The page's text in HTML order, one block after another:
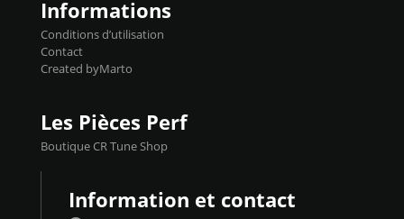
Informations
Conditions d’utilisation
Contact
Created byMarto
Les Pièces Perf
Boutique CR Tune Shop
Information et contact